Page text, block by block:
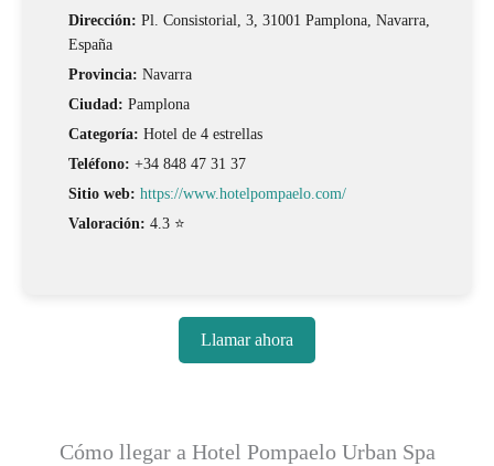
Dirección: Pl. Consistorial, 3, 31001 Pamplona, Navarra,
España
Provincia: Navarra
Ciudad: Pamplona
Categoría: Hotel de 4 estrellas
Teléfono: +34 848 47 31 37
Sitio web: https://www.hotelpompaelo.com/
Valoración: 4.3 ⭐
Llamar ahora
Cómo llegar a Hotel Pompaelo Urban Spa